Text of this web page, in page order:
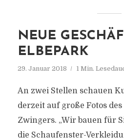
NEUE
ELBEPARK
29. Januar 2018 1 Min.
An zwei Stellen schauen
derzeit auf große Fotos
Zwingers. „Wir bauen für
die Schaufenster-